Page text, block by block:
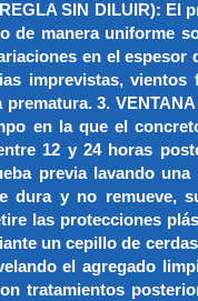
SIN DILUIR):
manera uniforme
en el
imprevistas,
3.
en la que el
12 y 24 horas
previa lavando
dura y no
las protecciones
un cepillo de
el agregado
tratamientos